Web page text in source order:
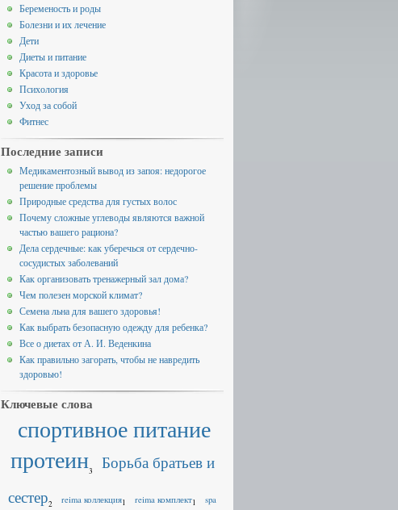
Беременость и роды
Болезни и их лечение
Дети
Диеты и питание
Красота и здоровье
Психология
Уход за собой
Фитнес
Последние записи
Медикаментозный вывод из запоя: недорогое
решение проблемы
Природные средства для густых волос
Почему сложные углеводы являются важной
частью вашего рациона?
Дела сердечные: как уберечься от сердечно-
сосудистых заболеваний
Как организовать тренажерный зал дома?
Чем полезен морской климат?
Семена льна для вашего здоровья!
Как выбрать безопасную одежду для ребенка?
Все о диетах от А. И. Веденкина
Как правильно загорать, чтобы не навредить
здоровью!
Ключевые слова
спортивное питание
протеин3
Борьба братьев и
сестер2 reima коллекция1 reima комплект1
spa